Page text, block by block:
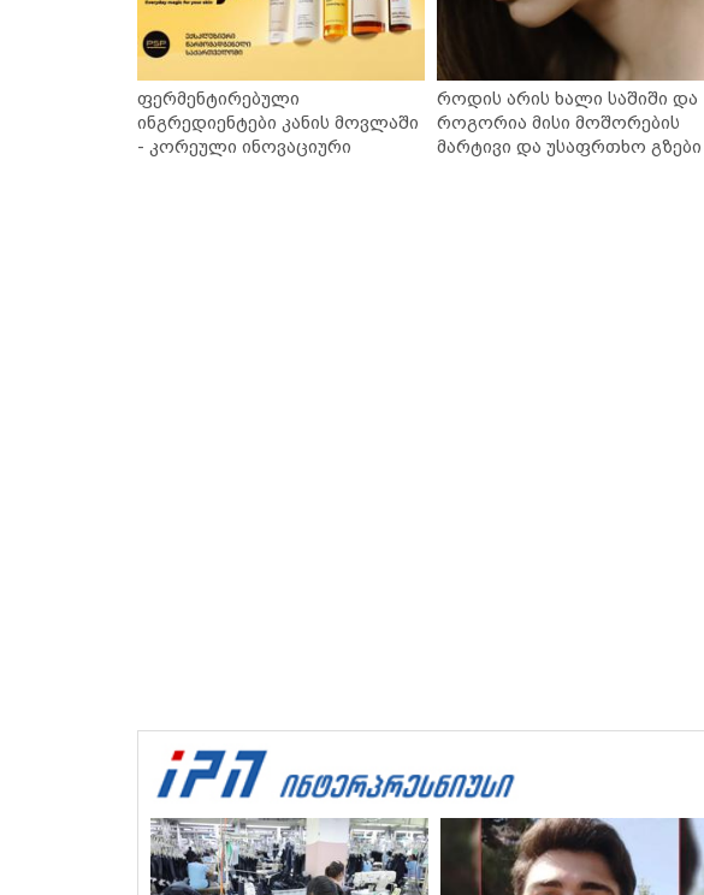
ფერმენტირებული
ინგრედიენტები კანის მოვლაში
- კორეული ინოვაციური
როდის არის ხალი საშიში და
როგორია მისი მოშორების
მარტივი და უსაფრთხო გზები